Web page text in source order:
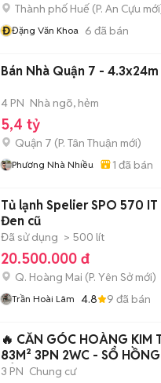
Thành phố Huế (P. An Cựu
ĐĐặng Văn Khoa 6 đã bán
Bán Nhà Quận 7 -
4 PN Nhà ngõ, hẻm
5,4 tỷ
Quận 7 (P. Tân Thuận mới)
Phương Nhà Nhiều 1 đã bán
Tủ lạnh Spelier SPO 570
Đen cũ
Đã sử dụng > 500 lít
20.500.000 đ
Q. Hoàng Mai (P. Yên Sởmới)
Trần Hoài Lâm 4.8 9 đã bán
🔥 CĂN GÓC HOÀNG KIM
83M² 3PN 2WC - SỔ
TỶ
3 PN Chung cư